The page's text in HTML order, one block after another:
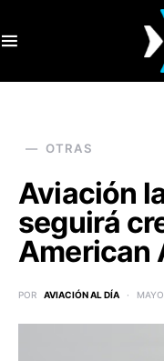
OTRAS
Aviación
seguirá
American
POR AVIACIÓN AL DÍA